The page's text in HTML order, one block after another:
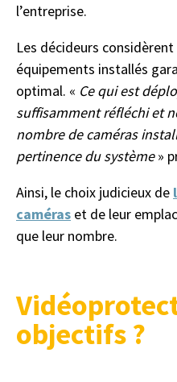
l’entreprise.
Les décideurs
équipements installés
optimal. « Ce qui est
suffisamment réfléchi et
nombre de caméras
pertinence du système»
Ainsi, le choix judicieux de
caméras et de leur
que leur nombre.
objectifs ?